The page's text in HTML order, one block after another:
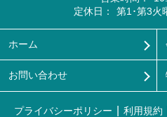
定休日：
第1･第3
ホーム
お問い合わせ
プライバシーポリシー 利用規約